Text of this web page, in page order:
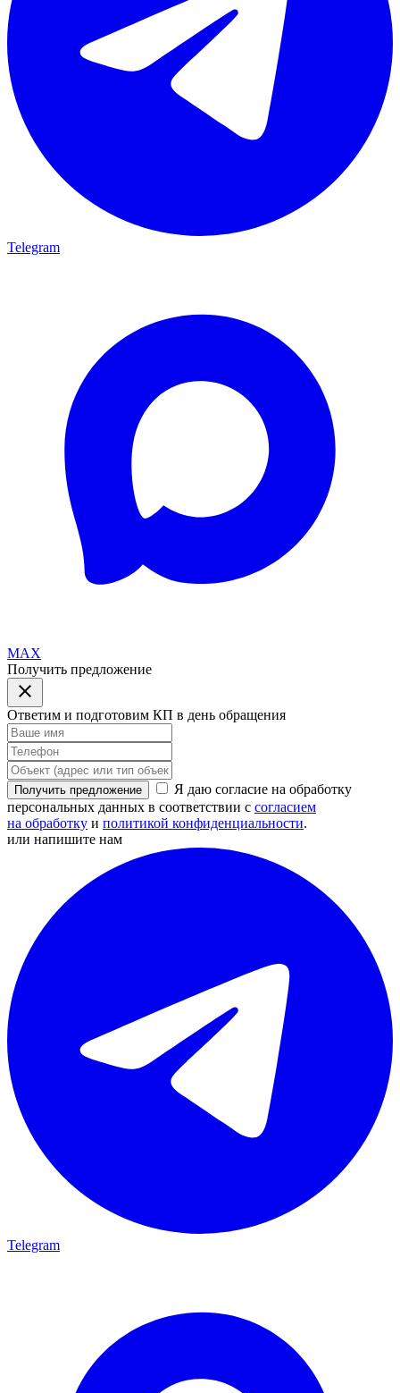
Telegram
MAX
Получить предложение
Ответим и подготовим КП в день обращения
Получить предложение
Я даю согласие на обработку
персональных данных в соответствии с согласием
на обработку и политикой конфиденциальности.
или напишите нам
Telegram